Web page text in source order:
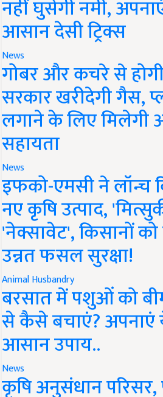
नहीं घुसेगी नमी,
आसान देसी ट्रिक्स
News
गोबर और कचरे से
सरकार खरीदेगी गैस,
लगाने के लिए मिलेगी
सहायता
News
इफको-एमसी ने लॉन्च
नए कृषि उत्पाद,
'नेक्सावेट', किसानों
उन्नत फसल सुरक्षा!
Animal Husbandry
बरसात में पशुओं को
से कैसे बचाएं? अपनाएं
आसान उपाय..
News
कृषि अनुसंधान परिसर,